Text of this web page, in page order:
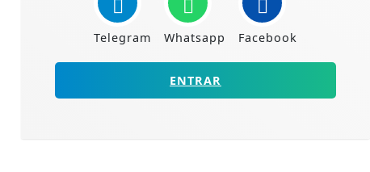
Telegram Whatsapp Facebook
ENTRAR